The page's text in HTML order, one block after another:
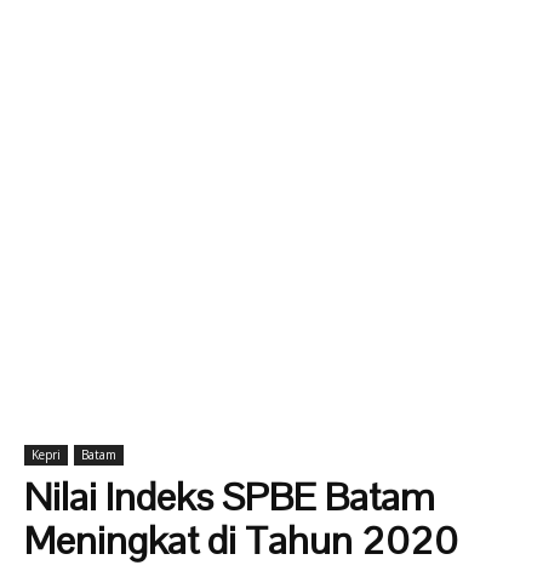
Kepri Batam
Nilai Indeks SPBE Batam
Meningkat di Tahun 2020